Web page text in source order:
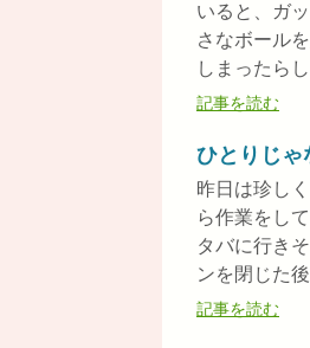
いると、ガ
さなボール
しまったら
記事を読む
ひとりじゃ
昨日は珍し
ら作業をし
タバに行き
ンを閉じた
記事を読む